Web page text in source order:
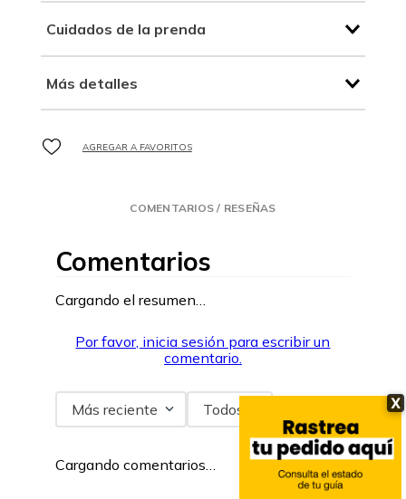
X
Cuidados de la prenda
Más detalles
COMENTARIOS / RESEÑAS
Comentarios
Cargando el resumen…
Por favor, inicia sesión para escribir un
comentario.
Más reciente Todos
Cargando comentarios…